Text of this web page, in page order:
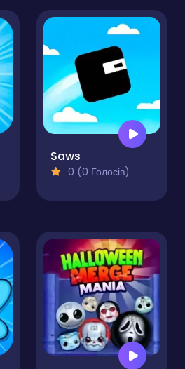
Saws
0 (0 Голосів)